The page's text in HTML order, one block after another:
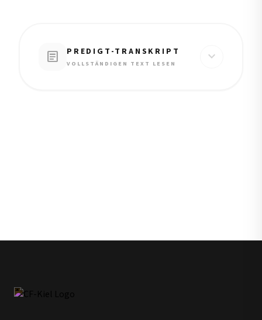
article PREDIGT-TRANSKRIPT
VOLLSTÄNDIGEN TEXT LESEN expand_more